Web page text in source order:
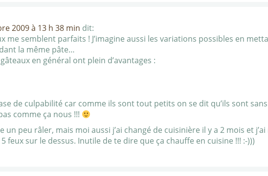
2009 à 13 h 38 min dit:
me semblent parfaits ! J’imagine aussi les variations possibles en
la même pâte…
en général ont plein d’avantages :
de culpabilité car comme ils sont tout petits on se dit qu’ils sont
comme ça nous !!!
un peu râler, mais moi aussi j’ai changé de cuisinière il y a 2 mois et
feux sur le dessus. Inutile de te dire que ça chauffe en cuisine !!! :-)))